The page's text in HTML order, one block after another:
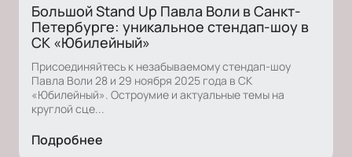
Большой Stand Up Павла Воли в Санкт-
Петербурге: уникальное стендап-шоу в
СК «Юбилейный»
Присоединяйтесь к незабываемому стендап-шоу
Павла Воли 28 и 29 ноября 2025 года в СК
«Юбилейный». Остроумие и актуальные темы на
круглой сце...
Подробнее